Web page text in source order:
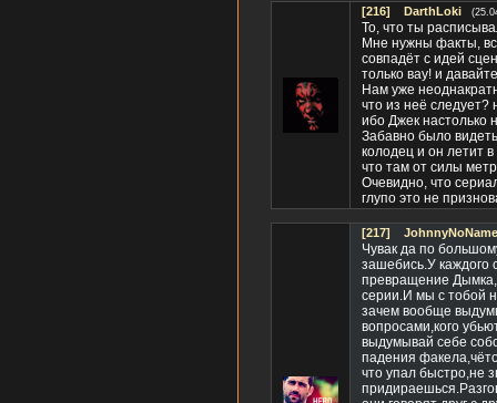
[216] DarthLoki
То, что ты
Мне нужны факты,
совпадёт с идей
только вау! и
Нам уже
что из неё следует?
ибо Джек настолько
Забавно было
колодец и он летит
что там от силы
Очевидно, что
глупо это не
[217]
Чувак да по
зашебись.У каждого
превращение
серии.И мы с тобой
зачем вообще
вопросами,кого
выдумывай себе
падения
что упал быстро,не